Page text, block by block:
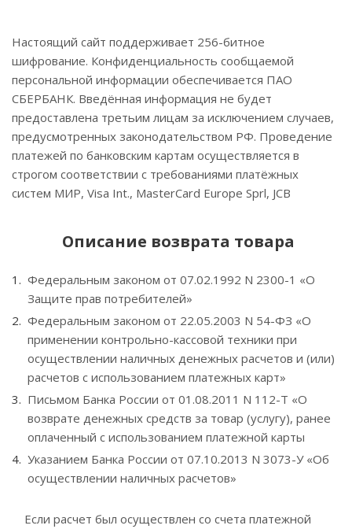
Настоящий сайт поддерживает 256-битное
шифрование. Конфиденциальность сообщаемой
персональной информации обеспечивается ПАО
СБЕРБАНК. Введённая информация не будет
предоставлена третьим лицам за исключением случаев,
предусмотренных законодательством РФ. Проведение
платежей по банковским картам осуществляется в
строгом соответствии с требованиями платёжных
систем МИР, Visa Int., MasterCard Europe Sprl, JCB
Описание возврата товара
Федеральным законом от 07.02.1992 N 2300-1 «О
Защите прав потребителей»
Федеральным законом от 22.05.2003 N 54-ФЗ «О
применении контрольно-кассовой техники при
осуществлении наличных денежных расчетов и (или)
расчетов с использованием платежных карт»
Письмом Банка России от 01.08.2011 N 112-Т «О
возврате денежных средств за товар (услугу), ранее
оплаченный с использованием платежной карты
Указанием Банка России от 07.10.2013 N 3073-У «Об
осуществлении наличных расчетов»
Если расчет был осуществлен со счета платежной